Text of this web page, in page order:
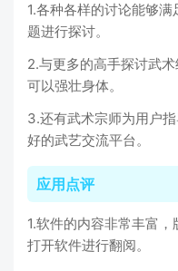
1.各种各样的讨论能够
题进行探讨。
2.与更多的高手探讨武
可以强壮身体。
3.还有武术宗师为用户
好的武艺交流平台。
应用点评
1.软件的内容非常丰富
打开软件进行翻阅。